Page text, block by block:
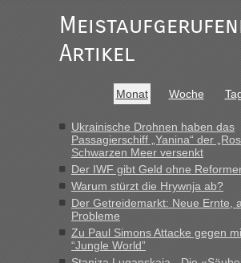
„Hallo Leute, ich weiß nicht, ob ich hier
Anfrage. Ich möchte 4 Umzugskartons
Straßen Kleidung bei der Einreise in die
Berichte und Reisetipps •
Grenzübergang zwischen Polen
geht es am schnellsten?
„Wir sind mit unserem Wohnmobil, wie
15.6. in Krakovets rüber. Sehr zeitig los
Früh. Mit sehr sehr wenig Verkehr, super
8 PKW vor der Schranke....“
Berichte und Reisetipps •
Artikel
Monat Woche
Ukrainische Drohnen haben das
Passagierschiff „Yanina“ der
Schwarzen Meer versenkt
Der IWF gibt Geld ohne
Warum stürzt die Hrywnja ab?
Der Getreidemarkt: Neue Ernte,
Probleme
Zu Paul Simons Attacke gegen
“Jungle World”